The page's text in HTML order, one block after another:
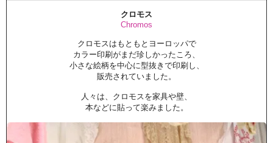
クロモス
Chromos
クロモスはもともとヨーロッパで
カラー印刷がまだ珍しかったころ、
小さな絵柄を中心に型抜きで印刷し、
販売されていました。
人々は、クロモスを家具や壁、
本などに貼って楽みました。